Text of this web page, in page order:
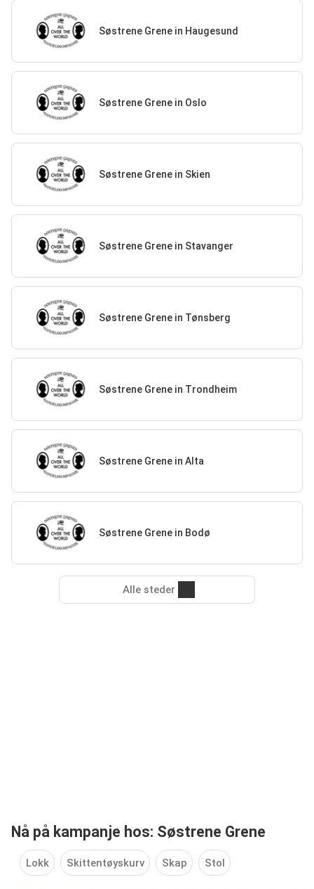
Søstrene Grene in Haugesund
Søstrene Grene in Oslo
Søstrene Grene in Skien
Søstrene Grene in Stavanger
Søstrene Grene in Tønsberg
Søstrene Grene in Trondheim
Søstrene Grene in Alta
Søstrene Grene in Bodø
Alle steder
Nå på kampanje hos: Søstrene Grene
Lokk Skittentøyskurv Skap Stol